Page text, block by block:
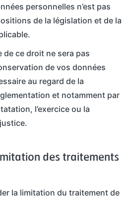
personnelles n’est pas
de la législation et de la
de ce droit ne sera pas
de vos données
au regard de la
et notamment par
l’exercice ou la
des traitements
la limitation du traitement de